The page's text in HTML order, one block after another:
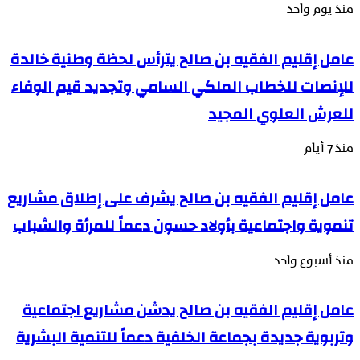
منذ يوم واحد
عامل إقليم الفقيه بن صالح يترأس لحظة وطنية خالدة
للإنصات للخطاب الملكي السامي وتجديد قيم الوفاء
للعرش العلوي المجيد
منذ 7 أيام
عامل إقليم الفقيه بن صالح يشرف على إطلاق مشاريع
تنموية واجتماعية بأولاد حسون دعماً للمرأة والشباب
منذ أسبوع واحد
عامل إقليم الفقيه بن صالح يدشن مشاريع اجتماعية
وتربوية جديدة بجماعة الخلفية دعماً للتنمية البشرية